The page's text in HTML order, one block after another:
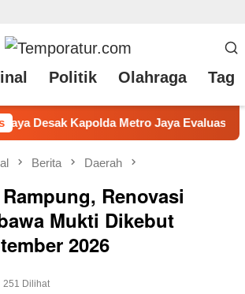
Politik Olahraga Tag
Resmob Polres Jakut Bapenda
Berita Daerah
Renovasi
Mukti Dikebut
2026
251 Dilihat